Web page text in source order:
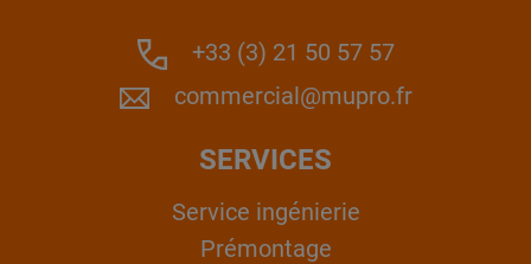
+33 (3) 21 50 57 57
commercial@mupro.fr
SERVICES
Service ingénierie
Prémontage